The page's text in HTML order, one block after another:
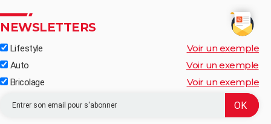
NEWSLETTERS
Lifestyle Voir un exemple
Auto Voir un exemple
Bricolage Voir un exemple